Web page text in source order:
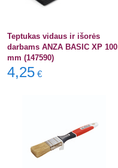
Teptukas vidaus ir išorės
darbams ANZA BASIC XP 100
mm (147590)
4,25 €